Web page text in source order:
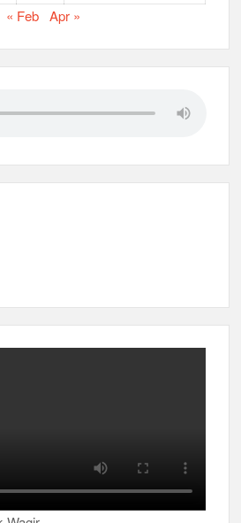
« Feb Apr »